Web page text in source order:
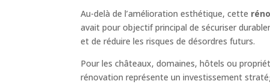
Au-delà de l’amélioration esthétique, cette
avait pour objectif principal de sécuriser
et de réduire les risques de désordres futurs.
Pour les châteaux, domaines, hôtels ou
rénovation représente un investissement